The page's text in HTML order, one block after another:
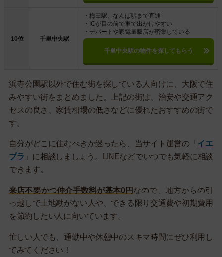
10位 千里中央駅
・梅田駅、なんば駅まで直通
・ICが目の前で車で出かけやすい
・デパートや家電量販店が密集している
千里中央駅の物件を探してもらう
浜寺公園駅以外で住む街を探している人向けに、大阪で住
みやすい街をまとめました。上記の街は、治安や交通アク
セスの良さ、家賃相場の低さなどに優れたおすすめの街で
す。
自分がどこに住むべきか迷ったら、当サイト運営の「 イエ
プラ 」に相談しましょう。LINEなどでいつでも気軽に相談
できます。
来店不要かつ仲介手数料が基本0円 なので、地方からの引
っ越しで土地勘がない人や、できる限り交通費や初期費用
を節約したい人に向いています。
忙しい人でも、通勤中や休憩中のスキマ時間にぜひ利用し
てみてください！